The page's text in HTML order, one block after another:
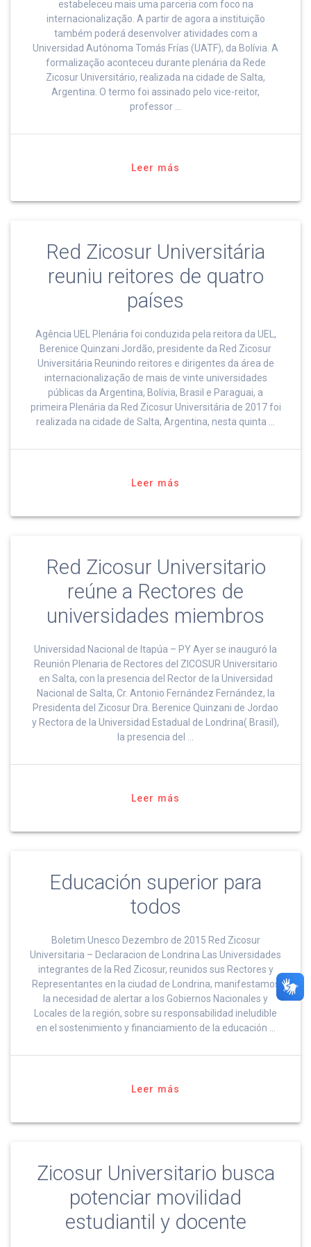
estabeleceu mais uma parceria com foco na
internacionalização. A partir de agora a instituição
também poderá desenvolver atividades com a
Universidad Autónoma Tomás Frías (UATF), da Bolívia. A
formalização aconteceu durante plenária da Rede
Zicosur Universitário, realizada na cidade de Salta,
Argentina. O termo foi assinado pelo vice-reitor,
professor …
Leer más
Red Zicosur Universitária
reuniu reitores de quatro
países
Agência UEL Plenária foi conduzida pela reitora da UEL,
Berenice Quinzani Jordão, presidente da Red Zicosur
Universitária Reunindo reitores e dirigentes da área de
internacionalização de mais de vinte universidades
públicas da Argentina, Bolívia, Brasil e Paraguai, a
primeira Plenária da Red Zicosur Universitária de 2017 foi
realizada na cidade de Salta, Argentina, nesta quinta …
Leer más
Red Zicosur Universitario
reúne a Rectores de
universidades miembros
Universidad Nacional de Itapúa – PY Ayer se inauguró la
Reunión Plenaria de Rectores del ZICOSUR Universitario
en Salta, con la presencia del Rector de la Universidad
Nacional de Salta, Cr. Antonio Fernández Fernández, la
Presidenta del Zicosur Dra. Berenice Quinzani de Jordao
y Rectora de la Universidad Estadual de Londrina( Brasil),
la presencia del …
Leer más
Educación superior para
todos
Boletim Unesco Dezembro de 2015 Red Zicosur
Universitaria – Declaracion de Londrina Las Universidades
integrantes de la Red Zicosur, reunidos sus Rectores y
Representantes en la ciudad de Londrina, manifestamos
la necesidad de alertar a los Gobiernos Nacionales y
Locales de la región, sobre su responsabilidad ineludible
en el sostenimiento y financiamiento de la educación …
Leer más
Zicosur Universitario busca
potenciar movilidad
estudiantil y docente